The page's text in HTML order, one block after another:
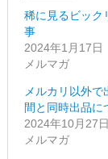
稀に見るビック
事
2024年1月17日
メルマガ
メルカリ以外で
間と同時出品に
2024年10月27日
メルマガ